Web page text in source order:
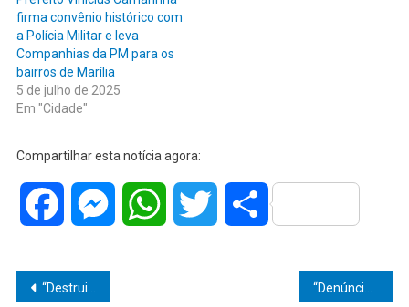
firma convênio histórico com
a Polícia Militar e leva
Companhias da PM para os
bairros de Marília
5 de julho de 2025
Em "Cidade"
Compartilhar esta notícia agora:
Facebook MessengerWhatsAppTwitter Share
Navegação
“Destruição de gaiolas apreendidas marca avanço no combate aos crimes ambientais e reforça a proteção da fauna silvestre em Marília” “Denúncia leva à prisão por tráfico perto da rodoviária”